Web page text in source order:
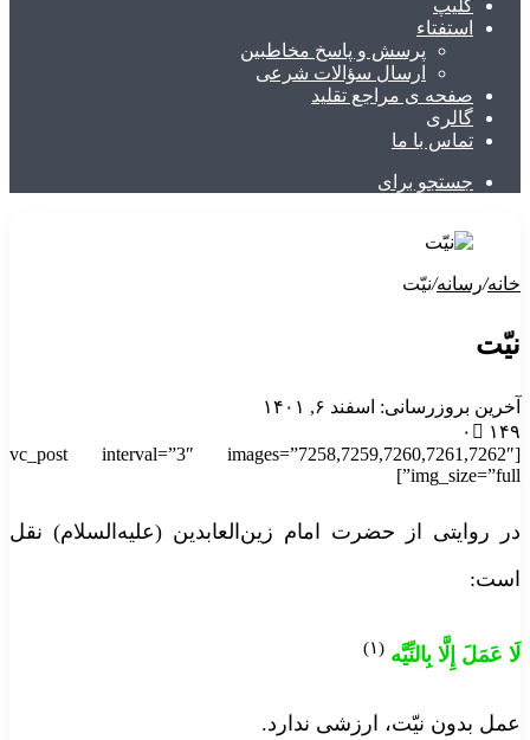
کلیپ
استفتاء
پرسش و پاسخ مخاطبین
ارسال سؤالات شرعی
صفحه ی مراجع تقلید
گالری
تماس با ما
جستجو برای
خانه/رسانه/نیّت
نیّت
آخرین بروزرسانی: اسفند ۶, ۱۴۰۱
۰
۱۴۹
[vc_post interval=”3″ images=”7258,7259,7260,7261,7262″
img_size=”full”]
در روایتی از حضرت امام زین‌العابدین (علیه‌السلام) نقل
است:
لَا عَمَلَ إِلَّا بِالنِّیَّه (۱)
عمل بدون نیّت، ارزشی ندارد.